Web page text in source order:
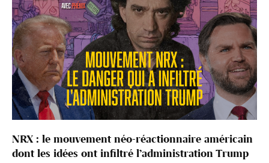
NRX : le mouvement néo-réactionnaire américain
dont les idées ont infiltré l’administration Trump